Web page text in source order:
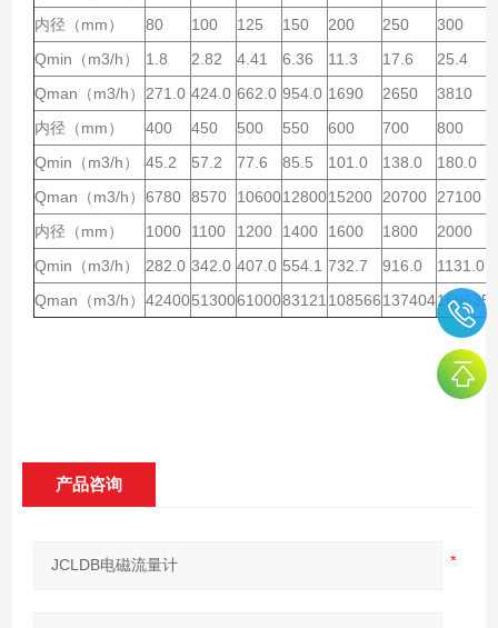
内径（mm）
80 100 125 150 200 250 300
Qmin（m3/h）
1.8 2.82 4.41 6.36 11.3 17.6 25.4
Qman（m3/h）
271.0 424.0 662.0 954.0 1690 2650 3810
内径（mm）
400 450 500 550 600 700 800
Qmin（m3/h）
45.2 57.2 77.6 85.5 101.0 138.0 180.0
Qman（m3/h） 6780 8570 106001280015200 20700 27100
内径（mm）
1000 1100 1200 1400 1600 1800 2000
Qmin（m3/h）
282.0 342.0 407.0 554.1 732.7 916.0 1131.0
Qman（m3/h） 42400513006100083121 108566137404169635
产品咨询